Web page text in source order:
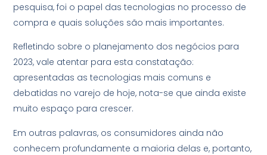
pesquisa, foi o papel das tecnologias no processo de
compra e quais soluções são mais importantes.
Refletindo sobre o planejamento dos negócios para
2023, vale atentar para esta constatação:
apresentadas as tecnologias mais comuns e
debatidas no varejo de hoje, nota-se que ainda existe
muito espaço para crescer.
Em outras palavras, os consumidores ainda não
conhecem profundamente a maioria delas e, portanto,